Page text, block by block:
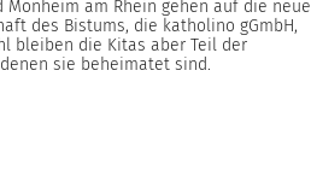
Monheim am Rhein gehen auf die neue
des Bistums, die katholino gGmbH,
bleiben die Kitas aber Teil der
sie beheimatet sind.